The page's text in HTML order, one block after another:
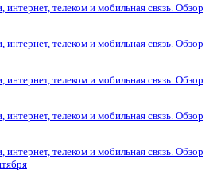
телеком и мобильная связь. Обзор
телеком и мобильная связь. Обзор
телеком и мобильная связь. Обзор
телеком и мобильная связь. Обзор
телеком и мобильная связь. Обзор